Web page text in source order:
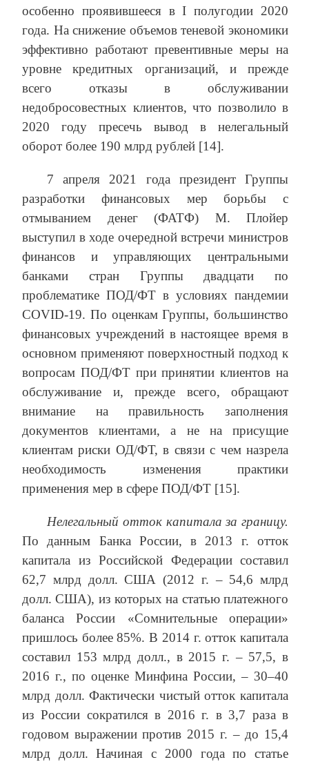
особенно проявившееся в I полугодии 2020
года. На снижение объемов теневой экономики
эффективно работают превентивные меры на
уровне кредитных организаций, и прежде
всего отказы в обслуживании
недобросовестных клиентов, что позволило в
2020 году пресечь вывод в нелегальный
оборот более 190 млрд рублей [14].
7 апреля 2021 года президент Группы
разработки финансовых мер борьбы с
отмыванием денег (ФАТФ) М. Плойер
выступил в ходе очередной встречи министров
финансов и управляющих центральными
банками стран Группы двадцати по
проблематике ПОД/ФТ в условиях пандемии
COVID-19. По оценкам Группы, большинство
финансовых учреждений в настоящее время в
основном применяют поверхностный подход к
вопросам ПОД/ФТ при принятии клиентов на
обслуживание и, прежде всего, обращают
внимание на правильность заполнения
документов клиентами, а не на присущие
клиентам риски ОД/ФТ, в связи с чем назрела
необходимость изменения практики
применения мер в сфере ПОД/ФТ [15].
Нелегальный отток капитала за границу.
По данным Банка России, в 2013 г. отток
капитала из Российской Федерации составил
62,7 млрд долл. США (2012 г. – 54,6 млрд
долл. США), из которых на статью платежного
баланса России «Сомнительные операции»
пришлось более 85%. В 2014 г. отток капитала
составил 153 млрд долл., в 2015 г. – 57,5, в
2016 г., по оценке Минфина России, – 30–40
млрд долл. Фактически чистый отток капитала
из России сократился в 2016 г. в 3,7 раза в
годовом выражении против 2015 г. – до 15,4
млрд долл. Начиная с 2000 года по статье